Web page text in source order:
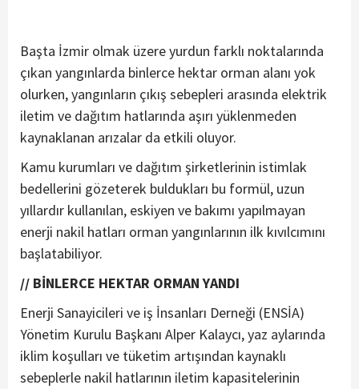
Başta İzmir olmak üzere yurdun farklı noktalarında
çıkan yangınlarda binlerce hektar orman alanı yok
olurken, yangınların çıkış sebepleri arasında elektrik
iletim ve dağıtım hatlarında aşırı yüklenmeden
kaynaklanan arızalar da etkili oluyor.
Kamu kurumları ve dağıtım şirketlerinin istimlak
bedellerini gözeterek buldukları bu formül, uzun
yıllardır kullanılan, eskiyen ve bakımı yapılmayan
enerji nakil hatları orman yangınlarının ilk kıvılcımını
başlatabiliyor.
// BİNLERCE HEKTAR ORMAN YANDI
Enerji Sanayicileri ve iş İnsanları Derneği (ENSİA)
Yönetim Kurulu Başkanı Alper Kalaycı, yaz aylarında
iklim koşulları ve tüketim artışından kaynaklı
sebeplerle nakil hatlarının iletim kapasitelerinin